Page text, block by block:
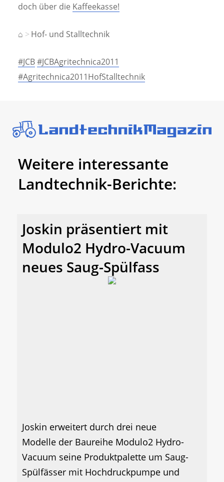
doch über die Kaffeekasse!
⌂ Hof- und Stalltechnik
#JCB#JCBAgritechnica2011
#Agritechnica2011HofStalltechnik
Weitere interessante
Landtechnik-Berichte:
Joskin präsentiert mit
Modulo2 Hydro-Vacuum
neues Saug-Spülfass
Joskin erweitert durch drei neue
Modelle der Baureihe Modulo2 Hydro-
Vacuum seine Produktpalette um Saug-
Spülfässer mit Hochdruckpumpe und